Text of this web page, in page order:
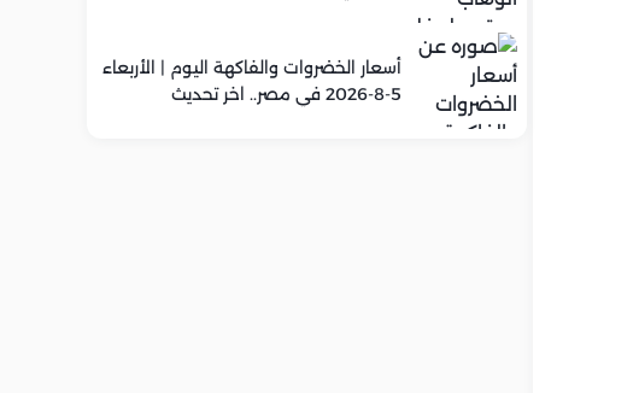
أسعار الخضروات والفاكهة اليوم | الأربعاء
5-8-2026 في مصر.. اخر تحديث